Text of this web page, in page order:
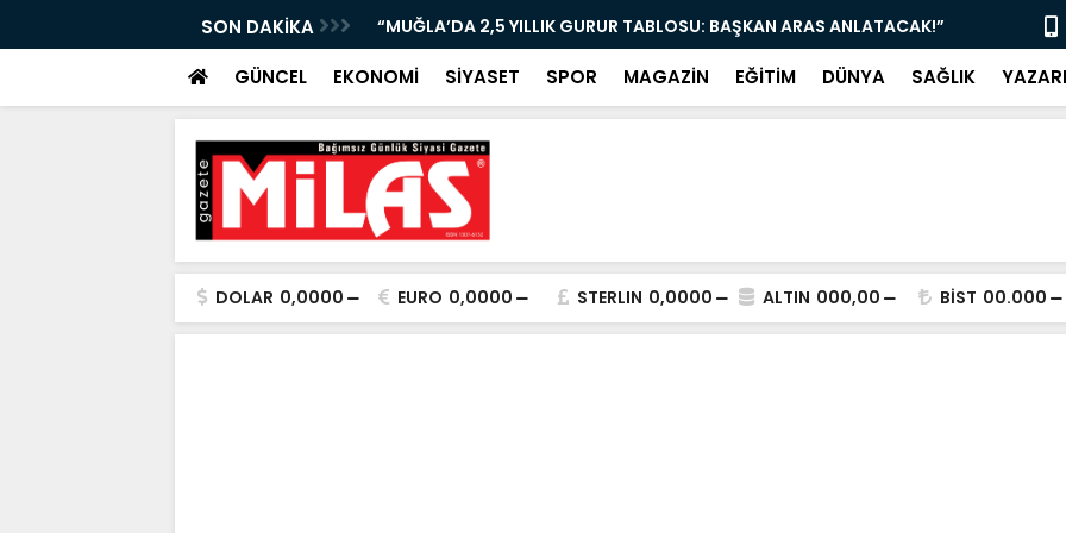
SON DAKİKA
GÖVDE GÖSTERİSİ!” “MUĞLA’DA 2,5 YILLIK GURUR TABLOSU: BAŞKAN ARAS ANLATACAK!”
GÜNCEL EKONOMİ SİYASET SPOR MAGAZİN EĞİTİM DÜNYA SAĞLIK
DOLAR 0,0000 EURO 0,0000 STERLIN 0,0000 ALTIN 000,00 BİST 00.000